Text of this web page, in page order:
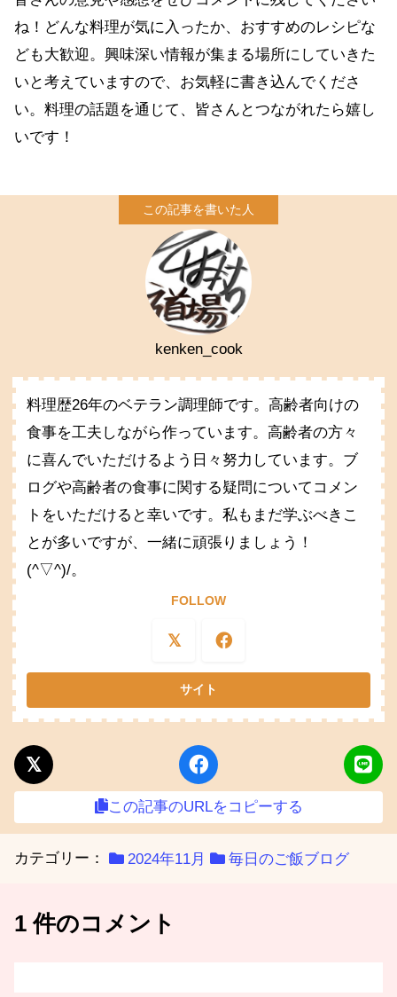
ね！どんな料理が気に入ったか、おすすめのレシピな
ども大歓迎。興味深い情報が集まる場所にしていきた
いと考えていますので、お気軽に書き込んでくださ
い。料理の話題を通じて、皆さんとつながれたら嬉し
いです！
kenken_cook
料理歴26年のベテラン調理師です。高齢者向けの
食事を工夫しながら作っています。高齢者の方々
に喜んでいただけるよう日々努力しています。ブ
ログや高齢者の食事に関する疑問についてコメン
トをいただけると幸いです。私もまだ学ぶべきこ
とが多いですが、一緒に頑張りましょう！
(^▽^)/。
FOLLOW
この記事のURLをコピーする
カテゴリー： 2024年11月 毎日のご飯ブログ
1 件のコメント